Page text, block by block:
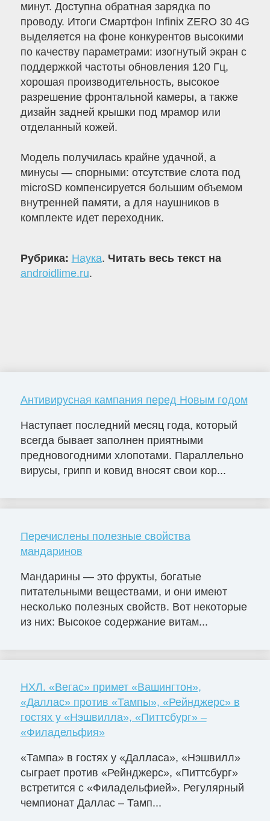
минут. Доступна обратная зарядка по
проводу. Итоги Смартфон Infinix ZERO 30 4G
выделяется на фоне конкурентов высокими
по качеству параметрами: изогнутый экран с
поддержкой частоты обновления 120 Гц,
хорошая производительность, высокое
разрешение фронтальной камеры, а также
дизайн задней крышки под мрамор или
отделанный кожей.
Модель получилась крайне удачной, а
минусы — спорными: отсутствие слота под
microSD компенсируется большим объемом
внутренней памяти, а для наушников в
комплекте идет переходник.
Рубрика: Наука. Читать весь текст на
androidlime.ru.
Антивирусная кампания перед Новым годом
Наступает последний месяц года, который
всегда бывает заполнен приятными
предновогодними хлопотами. Параллельно
вирусы, грипп и ковид вносят свои кор...
Перечислены полезные свойства
мандаринов
Мандарины — это фрукты, богатые
питательными веществами, и они имеют
несколько полезных свойств. Вот некоторые
из них: Высокое содержание витам...
НХЛ. «Вегас» примет «Вашингтон»,
«Даллас» против «Тампы», «Рейнджерс» в
гостях у «Нэшвилла», «Питтсбург» –
«Филадельфия»
«Тампа» в гостях у «Далласа», «Нэшвилл»
сыграет против «Рейнджерс», «Питтсбург»
встретится с «Филадельфией». Регулярный
чемпионат Даллас – Тамп...